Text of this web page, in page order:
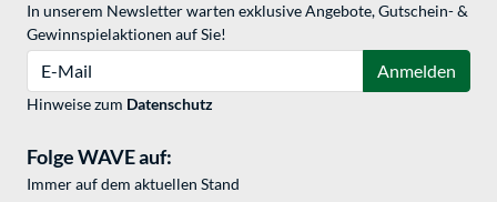
In unserem Newsletter warten exklusive Angebote, Gutschein- &
Gewinnspielaktionen auf Sie!
Anmelden
Hinweise zum Datenschutz
Folge WAVE auf:
Immer auf dem aktuellen Stand